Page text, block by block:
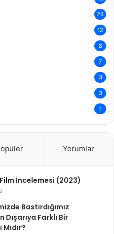
24
12
8
7
3
3
1
Yorumlar
İncelemesi (2023)
Bastırdığımız
Dışarıya Farklı Bir
Mıdır?